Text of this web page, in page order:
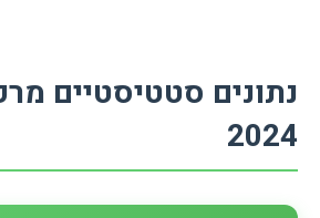
נתונים סטטיסטיים
2024